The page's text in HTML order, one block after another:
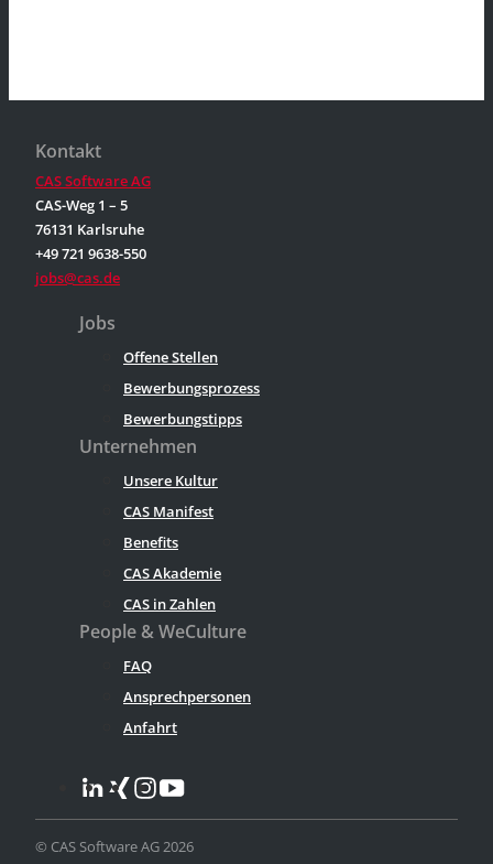
Kontakt
CAS Software AG
CAS-Weg 1 – 5
76131 Karlsruhe
+49 721 9638-550
jobs@cas.de
Jobs
Offene Stellen
Bewerbungsprozess
Bewerbungstipps
Unternehmen
Unsere Kultur
CAS Manifest
Benefits
CAS Akademie
CAS in Zahlen
People & WeCulture
FAQ
Ansprechpersonen
Anfahrt
© CAS Software AG 2026